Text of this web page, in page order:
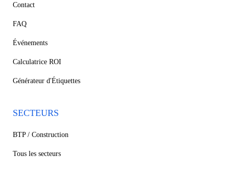
Contact
FAQ
Événements
Calculatrice ROI
Générateur d'Étiquettes
SECTEURS
BTP / Construction
Tous les secteurs